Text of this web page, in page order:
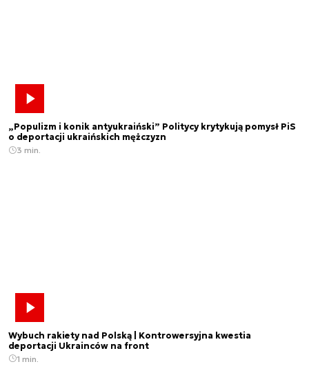
„Populizm i konik antyukraiński” Politycy krytykują pomysł PiS
o deportacji ukraińskich mężczyzn
3 min.
Wybuch rakiety nad Polską | Kontrowersyjna kwestia
deportacji Ukrainców na front
1 min.